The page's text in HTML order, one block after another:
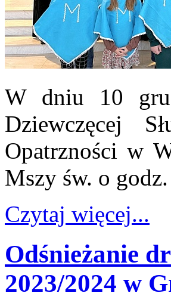
W dniu 10
Dziewczęcej
Opatrzności w
Mszy św. o
Czytaj więcej...
Odśnieżanie
2023/2024 w